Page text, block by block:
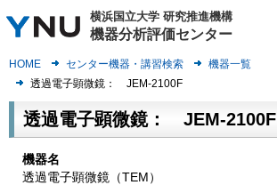
横浜国立大学 研究推進機構
機器分析評価センター
HOME センター機器・講習検索
機器一覧
透過電子顕微鏡： JEM-2100F
透過電子顕微鏡： JEM-2100F
機器名
透過電子顕微鏡（TEM）